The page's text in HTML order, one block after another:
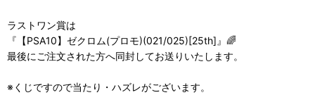
ラストワン賞は
『【PSA10】ゼクロム(プロモ)(021/025)[25th]』🌈
最後にご注文された方へ同封してお送りいたします。
※くじですので当たり・ハズレがございます。